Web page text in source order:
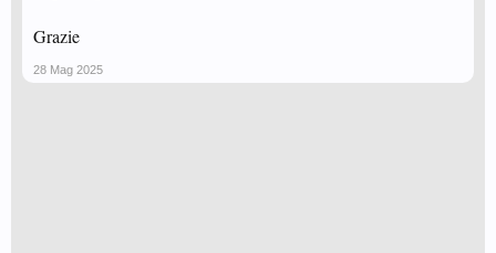
Grazie
28 Mag 2025